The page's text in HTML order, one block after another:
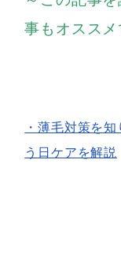
事もオススメ
・薄毛対策を
う日ケアを解説